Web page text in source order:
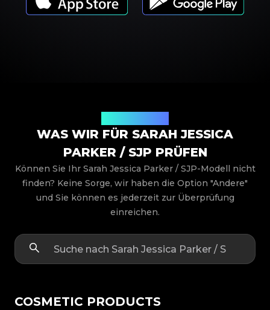
WAS WIR FÜR SARAH JESSICA
PARKER / SJP PRÜFEN
Können Sie Ihr Sarah Jessica Parker / SJP-Modell nicht
finden? Keine Sorge, wir haben die Option "Andere"
und Sie können es jederzeit zur Überprüfung
einreichen.
COSMETIC PRODUCTS